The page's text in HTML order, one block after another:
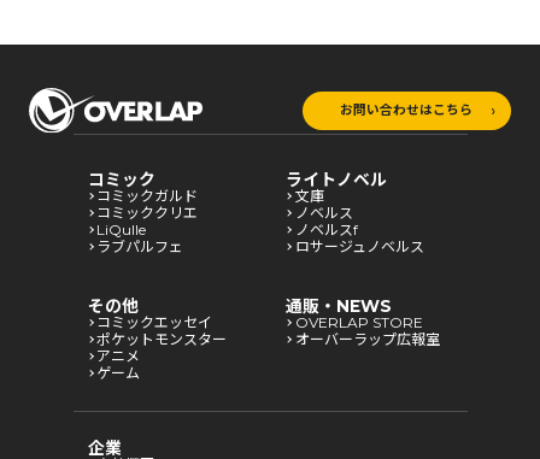
お問い合わせはこちら
コミック
コミックガルド
コミッククリエ
LiQulle
ラブパルフェ
ライトノベル
文庫
ノベルス
ノベルスf
ロサージュノベルス
その他
コミックエッセイ
ポケットモンスター
アニメ
ゲーム
通販・NEWS
OVERLAP STORE
オーバーラップ広報室
企業